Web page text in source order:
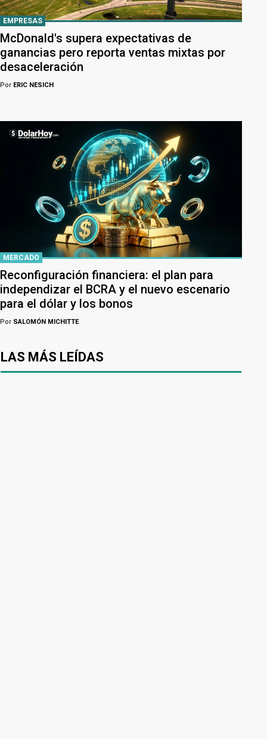
EMPRESAS
McDonald's supera expectativas de
ganancias pero reporta ventas mixtas por
desaceleración
Por ERIC NESICH
MERCADO
Reconfiguración financiera: el plan para
independizar el BCRA y el nuevo escenario
para el dólar y los bonos
Por SALOMÓN MICHITTE
LAS MÁS LEÍDAS